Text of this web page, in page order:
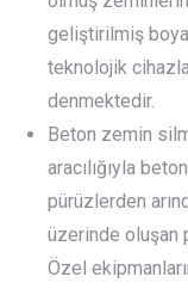
geliştirilmiş
teknolojik
denmektedir.
Beton zemin
aracılığıyla
pürüzlerden
üzerinde oluşan
Özel